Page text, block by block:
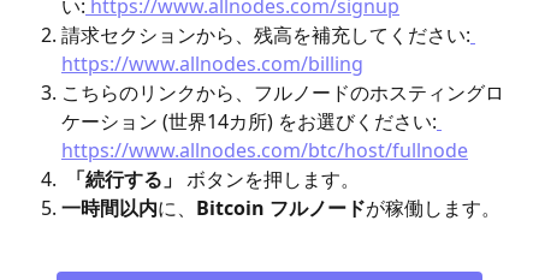
い: https://www.allnodes.com/signup
請求セクションから、残高を補充してください:
https://www.allnodes.com/billing
こちらのリンクから、フルノードのホスティングロ
ケーション (世界14カ所) をお選びください:
https://www.allnodes.com/btc/host/fullnode
「続行する」 ボタンを押します。
一時間以内に、 Bitcoin フルノードが稼働します。